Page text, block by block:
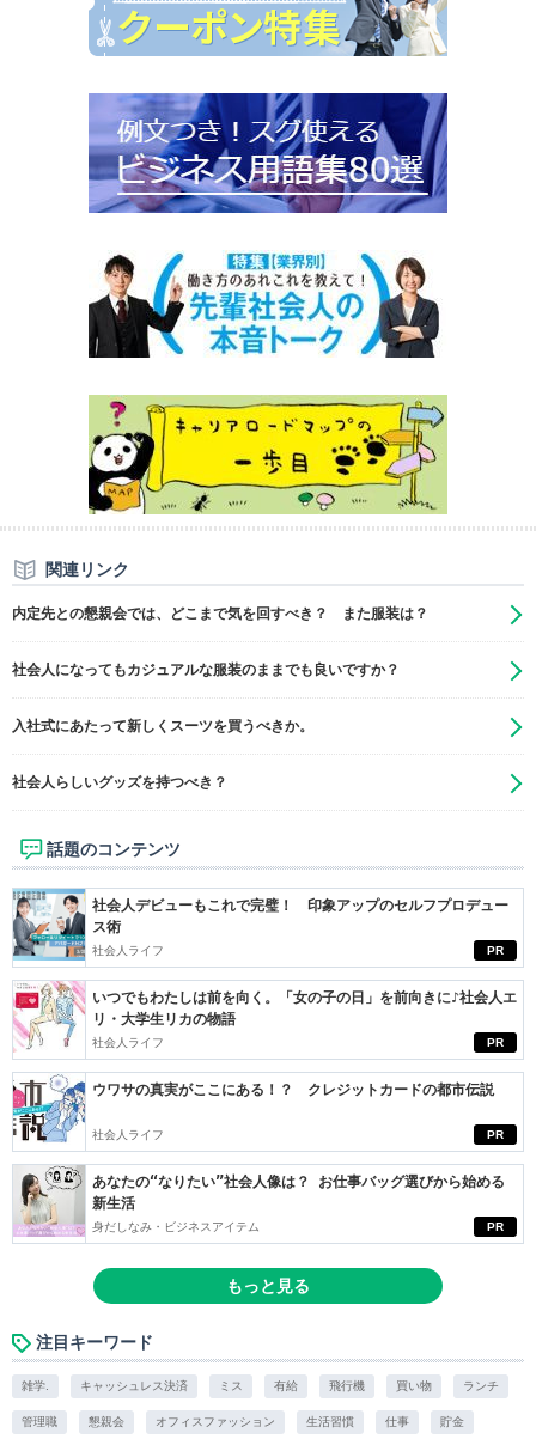
関連リンク
内定先との懇親会では、どこまで気を回すべき？ また服装は？
社会人になってもカジュアルな服装のままでも良いですか？
入社式にあたって新しくスーツを買うべきか。
社会人らしいグッズを持つべき？
話題のコンテンツ
PR
社会人デビューもこれで完璧！ 印象アップのセルフプロデュー
ス術
社会人ライフ
PR
いつでもわたしは前を向く。「女の子の日」を前向きに♪社会人エ
リ・大学生リカの物語
社会人ライフ
PR
ウワサの真実がここにある！？ クレジットカードの都市伝説
社会人ライフ
PR
あなたの“なりたい”社会人像は？ お仕事バッグ選びから始める
新生活
身だしなみ・ビジネスアイテム
もっと見る
注目キーワード
雑学. キャッシュレス決済 ミス 有給 飛行機 買い物 ランチ
管理職 懇親会 オフィスファッション 生活習慣 仕事 貯金